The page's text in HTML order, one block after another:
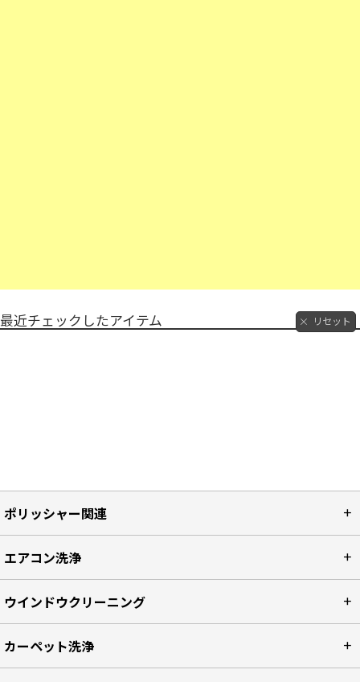
最近チェックしたアイテム リセット
ポリッシャー関連
エアコン洗浄
ウインドウクリーニング
カーペット洗浄